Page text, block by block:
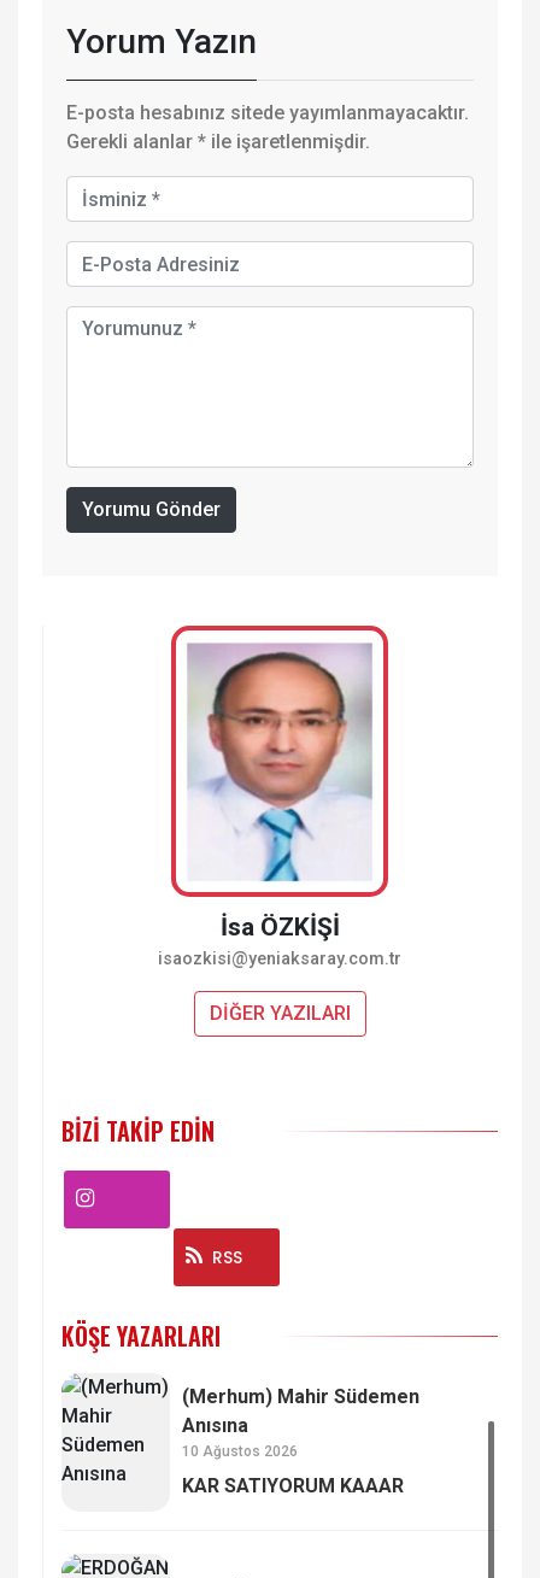
Yorum Yazın
E-posta hesabınız sitede yayımlanmayacaktır.
Gerekli alanlar * ile işaretlenmişdir.
Yorumu Gönder
İsa ÖZKİŞİ
isaozkisi@yeniaksaray.com.tr
DİĞER YAZILARI
BIZI TAKIP EDIN
RSS
KÖŞE YAZARLARI
(Merhum) Mahir Südemen
Anısına
10 Ağustos 2026
KAR SATIYORUM KAAAR